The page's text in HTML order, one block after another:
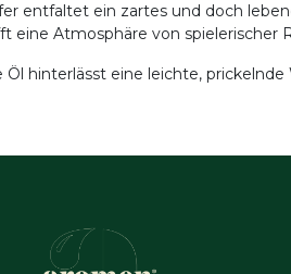
entfaltet ein zartes und doch
eine Atmosphäre von spielerischer
Öl hinterlässt eine leichte,